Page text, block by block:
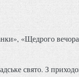
«Щедрого
свято. З